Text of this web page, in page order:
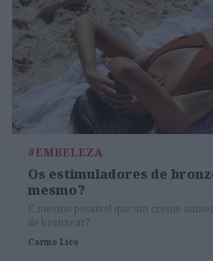
#EMBELEZA
Os estimuladores de
mesmo?
É mesmo possível que um creme
de bronzear?
Carmo Lico